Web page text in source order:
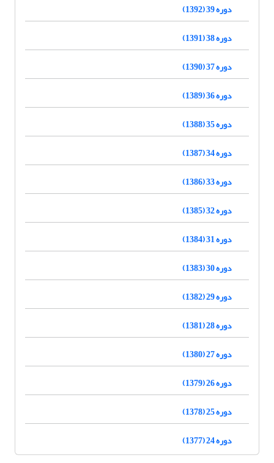
دوره 39 (1392)
دوره 38 (1391)
دوره 37 (1390)
دوره 36 (1389)
دوره 35 (1388)
دوره 34 (1387)
دوره 33 (1386)
دوره 32 (1385)
دوره 31 (1384)
دوره 30 (1383)
دوره 29 (1382)
دوره 28 (1381)
دوره 27 (1380)
دوره 26 (1379)
دوره 25 (1378)
دوره 24 (1377)